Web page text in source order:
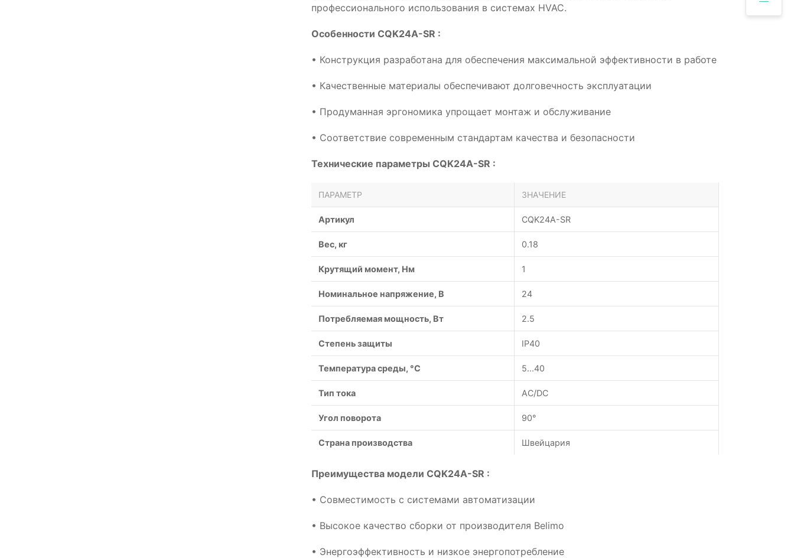
профессионального использования в системах HVAC.
Особенности CQK24A-SR :
• Конструкция разработана для обеспечения максимальной эффективности в работе
• Качественные материалы обеспечивают долговечность эксплуатации
• Продуманная эргономика упрощает монтаж и обслуживание
• Соответствие современным стандартам качества и безопасности
Технические параметры CQK24A-SR :
ПАРАМЕТР ЗНАЧЕНИЕ
Артикул CQK24A-SR
Вес, кг 0.18
Крутящий момент, Нм 1
Номинальное напряжение, В 24
Потребляемая мощность, Вт 2.5
Степень защиты IP40
Температура среды, °С 5...40
Тип тока AC/DC
Угол поворота 90°
Страна производства Швейцария
Преимущества модели CQK24A-SR :
• Совместимость с системами автоматизации
• Высокое качество сборки от производителя Belimo
• Энергоэффективность и низкое энергопотребление